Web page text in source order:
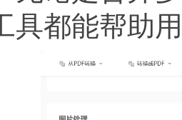
具都能帮助